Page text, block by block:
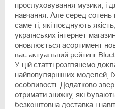
прослуховування музики, і
навчання. Але серед
саме ті, які поєднують
українських інтернет-
оновлюється асортимент
вас актуальний рейтинг
У цій статті розглянемо
найпопулярніших моделей,
особливості. Додатково
отримати знижку, які
безкоштовна доставка і